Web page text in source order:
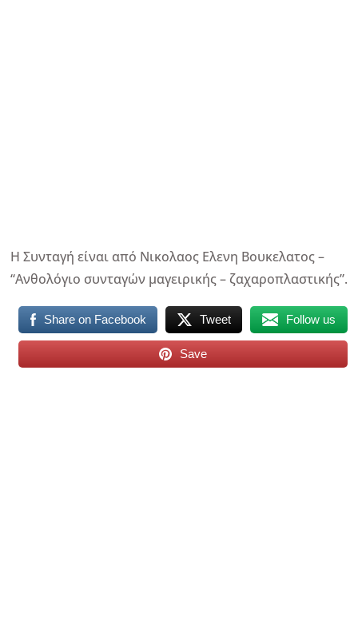
Η Συνταγή είναι από Νικολαος Ελενη Βουκελατος –
“Ανθολόγιο συνταγών μαγειρικής – ζαχαροπλαστικής”.
Share on Facebook Tweet Follow us
Save